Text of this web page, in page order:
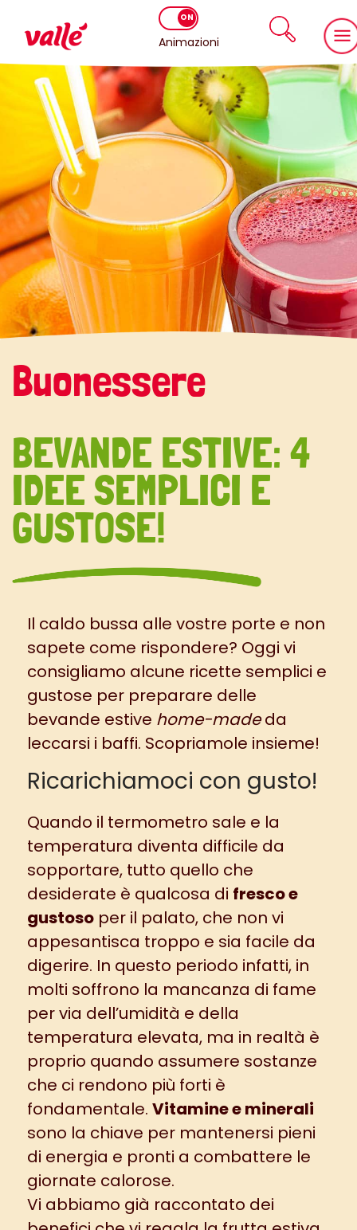
Animazioni
Buonessere
BEVANDE ESTIVE: 4
IDEE SEMPLICI E
GUSTOSE!
Il caldo bussa alle vostre porte e non
sapete come rispondere? Oggi vi
consigliamo alcune ricette semplici e
gustose per preparare delle
bevande estive home-madeda
leccarsi i baffi. Scopriamole insieme!
Ricarichiamoci con gusto!
Quando il termometro sale e la
temperatura diventa difficile da
sopportare, tutto quello che
desiderate è qualcosa di fresco e
gustosoper il palato, che non vi
appesantisca troppo e sia facile da
digerire. In questo periodo infatti, in
molti soffrono la mancanza di fame
per via dell’umidità e della
temperatura elevata, ma in realtà è
proprio quando assumere sostanze
che ci rendono più forti è
fondamentale. Vitamine e minerali
sono la chiave per mantenersi pieni
di energia e pronti a combattere le
giornate calorose.
Vi abbiamo già raccontato dei